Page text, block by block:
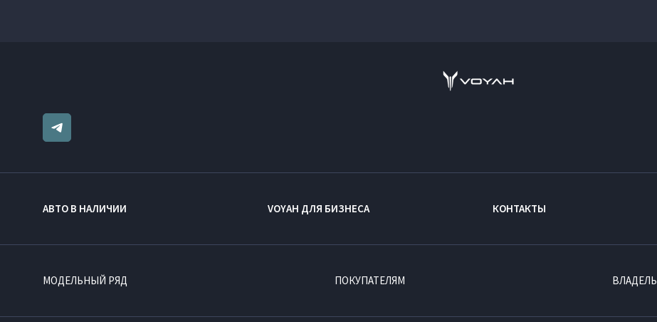
АВТО В НАЛИЧИИ VOYAH ДЛЯ БИЗНЕСА КОНТАКТЫ
МОДЕЛЬНЫЙ РЯД ПОКУПАТЕЛЯМ